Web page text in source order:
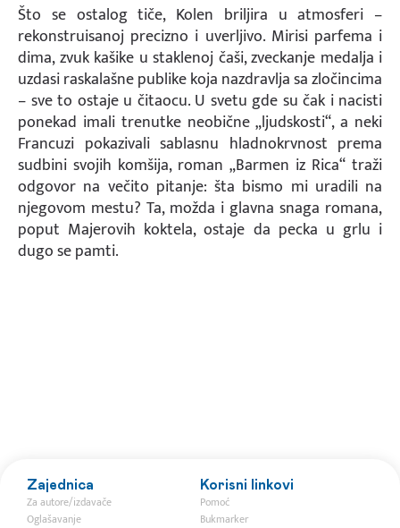
Što se ostalog tiče, Kolen briljira u atmosferi –
rekonstruisanoj precizno i uverljivo. Mirisi parfema i
dima, zvuk kašike u staklenoj čaši, zveckanje medalja i
uzdasi raskalašne publike koja nazdravlja sa zločincima
– sve to ostaje u čitaocu. U svetu gde su čak i nacisti
ponekad imali trenutke neobične „ljudskosti“, a neki
Francuzi pokazivali sablasnu hladnokrvnost prema
sudbini svojih komšija, roman „Barmen iz Rica“ traži
odgovor na večito pitanje: šta bismo mi uradili na
njegovom mestu? Ta, možda i glavna snaga romana,
poput Majerovih koktela, ostaje da pecka u grlu i
dugo se pamti.
Zajednica
Za autore/izdavače
Oglašavanje
Korisni linkovi
Pomoć
Bukmarker